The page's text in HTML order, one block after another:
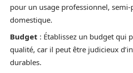
pour un usage professionnel,
domestique.
Budget : Établissez un budget qui
qualité, car il peut être judicieux
durables.